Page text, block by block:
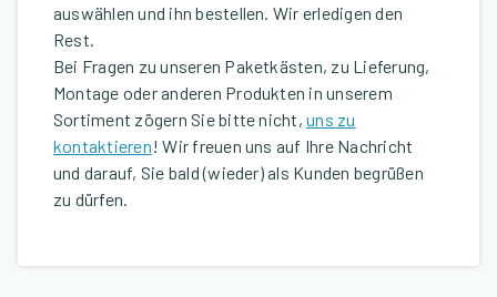
auswählen und ihn bestellen. Wir erledigen den
Rest.
Bei Fragen zu unseren Paketkästen, zu Lieferung,
Montage oder anderen Produkten in unserem
Sortiment zögern Sie bitte nicht,uns zu
kontaktieren! Wir freuen uns auf Ihre Nachricht
und darauf, Sie bald (wieder) als Kunden begrüßen
zu dürfen.